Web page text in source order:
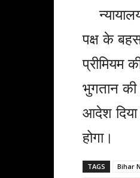
पक्ष के
प्रीमियम
भुगतान
आदेश दिया
होगा।
TAGS Bihar